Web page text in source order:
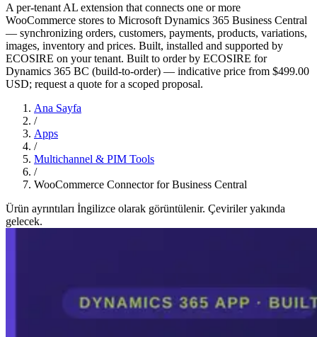
A per-tenant AL extension that connects one or more
WooCommerce stores to Microsoft Dynamics 365 Business Central
— synchronizing orders, customers, payments, products, variations,
images, inventory and prices. Built, installed and supported by
ECOSIRE on your tenant. Built to order by ECOSIRE for
Dynamics 365 BC (build-to-order) — indicative price from $499.00
USD; request a quote for a scoped proposal.
Ana Sayfa
/
Apps
/
Multichannel & PIM Tools
/
WooCommerce Connector for Business Central
Ürün ayrıntıları İngilizce olarak görüntülenir. Çeviriler yakında
gelecek.